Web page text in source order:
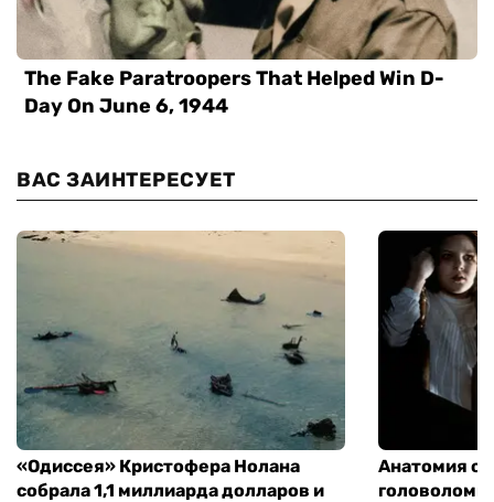
ВАС ЗАИНТЕРЕСУЕТ
«Одиссея» Кристофера Нолана
собрала 1,1 миллиарда долларов и
Анатомия